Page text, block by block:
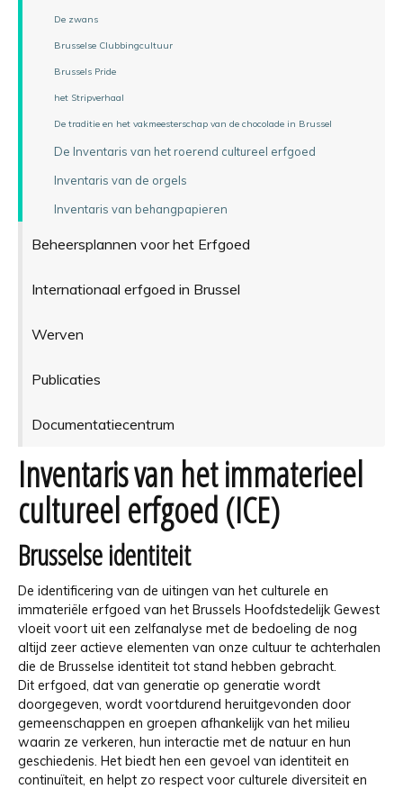
De zwans
Brusselse Clubbingcultuur
Brussels Pride
het Stripverhaal
De traditie en het vakmeesterschap van de chocolade in Brussel
De Inventaris van het roerend cultureel erfgoed
Inventaris van de orgels
Inventaris van behangpapieren
Beheersplannen voor het Erfgoed
Internationaal erfgoed in Brussel
Werven
Publicaties
Documentatiecentrum
Inventaris van het immaterieel
cultureel erfgoed (ICE)
Brusselse identiteit
De identificering van de uitingen van het culturele en
immateriële erfgoed van het Brussels Hoofdstedelijk Gewest
vloeit voort uit een zelfanalyse met de bedoeling de nog
altijd zeer actieve elementen van onze cultuur te achterhalen
die de Brusselse identiteit tot stand hebben gebracht.
Dit erfgoed, dat van generatie op generatie wordt
doorgegeven, wordt voortdurend heruitgevonden door
gemeenschappen en groepen afhankelijk van het milieu
waarin ze verkeren, hun interactie met de natuur en hun
geschiedenis. Het biedt hen een gevoel van identiteit en
continuïteit, en helpt zo respect voor culturele diversiteit en